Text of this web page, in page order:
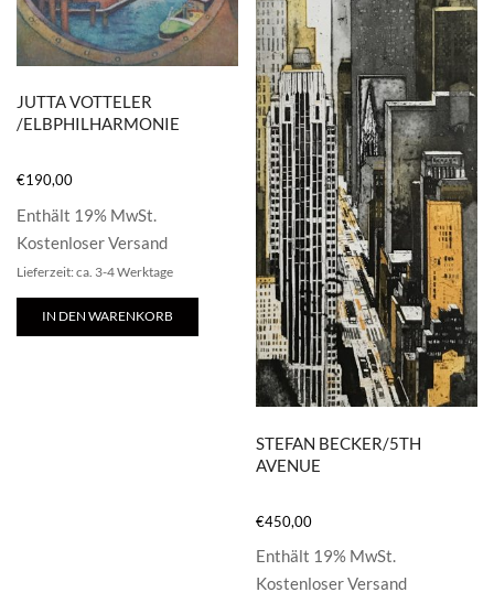
JUTTA VOTTELER
/ELBPHILHARMONIE
€190,00
Enthält 19% MwSt.
Kostenloser Versand
Lieferzeit: ca. 3-4 Werktage
IN DEN WARENKORB
STEFAN BECKER/5TH
AVENUE
€450,00
Enthält 19% MwSt.
Kostenloser Versand